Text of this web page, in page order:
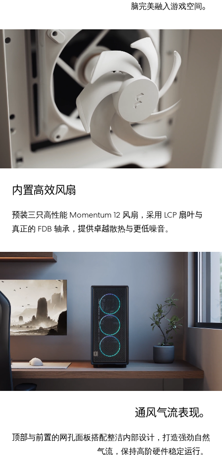
脑完美融入游戏空间。
内置高效风扇
预装三只高性能 Momentum 12 风扇，采用 LCP 扇叶与
真正的 FDB 轴承 ， 提供卓越散热与更低噪音。
通风气流表现。
顶部与前置的网孔面板搭配整洁内部设计，打造强劲自然
气流，保持高阶硬件稳定运行。